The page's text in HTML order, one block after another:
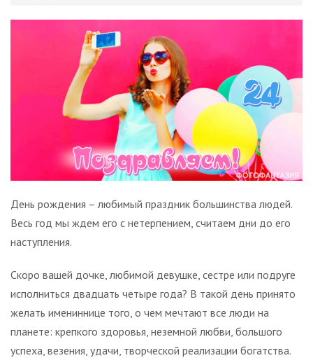
День рождения – любимый праздник большинства людей.
Весь год мы ждем его с нетерпением, считаем дни до его
наступления.
Скоро вашей дочке, любимой девушке, сестре или подруге
исполниться двадцать четыре года? В такой день принято
желать имениннице того, о чем мечтают все люди на
планете: крепкого здоровья, неземной любви, большого
успеха, везения, удачи, творческой реализации богатства.